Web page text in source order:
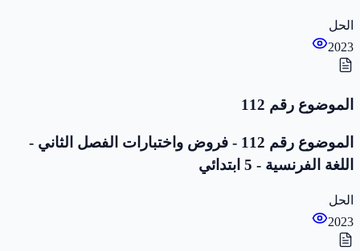
الحل
2023
الموضوع رقم 112
الموضوع رقم 112 - فروض واختبارات الفصل الثاني -
اللغة الفرنسية - 5 ابتدائي
الحل
2023